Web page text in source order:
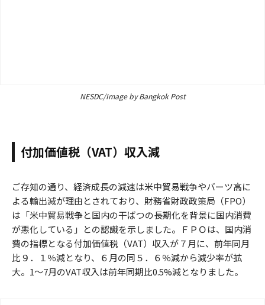
NESDC/Image by Bangkok Post
付加価値税（VAT）収入減
ご存知の通り、経済成長の減速は米中貿易戦争やバーツ高に
よる輸出減が理由とされており、財務省財政政策局（FPO）
は「米中貿易戦争と国内の干ばつの長期化を背景に国内消費
が悪化している」との認識を示しました。ＦＰＯは、国内消
費の指標となる付加価値税（VAT）収入が７月に、前年同月
比９．１％減となり、６月の同５．６％減から減少率が拡
大。1～7月のVAT収入は前年同期比0.5%減となりました。